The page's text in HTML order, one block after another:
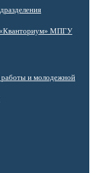
«Кванториум» МПГУ
работы и молодежной